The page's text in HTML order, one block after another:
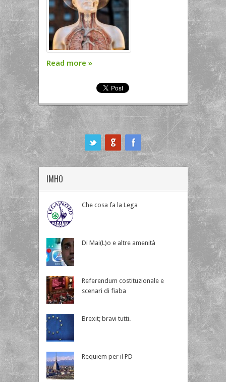
Read more »
IMHO
Che cosa fa la Lega
Di Mai(L)o e altre amenità
Referendum costituzionale e
scenari di fiaba
Brexit; bravi tutti.
Requiem per il PD